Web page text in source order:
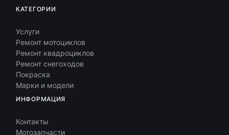
КАТЕГОРИИ
Услуги
Ремонт мотоциклов
Ремонт квадроциклов
Ремонт снегоходов
Покраска
Марки и модели
ИНФОРМАЦИЯ
Контакты
Мотозапчасти